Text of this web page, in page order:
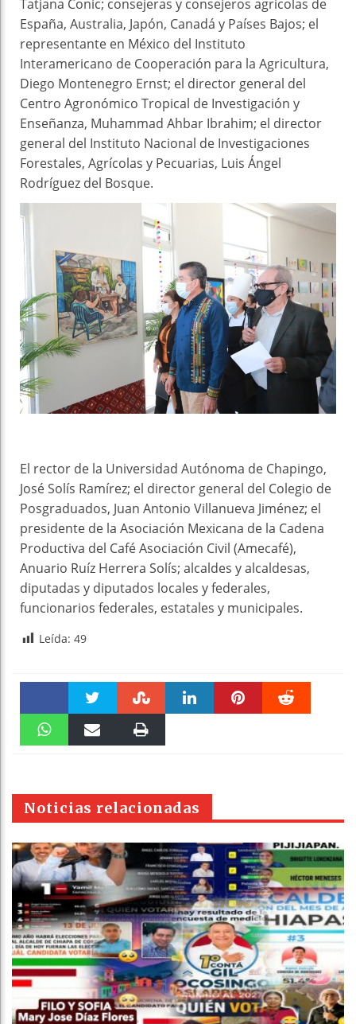
Tatjana Conic; consejeras y consejeros agrícolas de
España, Australia, Japón, Canadá y Países Bajos; el
representante en México del Instituto
Interamericano de Cooperación para la Agricultura,
Diego Montenegro Ernst; el director general del
Centro Agronómico Tropical de Investigación y
Enseñanza, Muhammad Ahbar Ibrahim; el director
general del Instituto Nacional de Investigaciones
Forestales, Agrícolas y Pecuarias, Luis Ángel
Rodríguez del Bosque.
El rector de la Universidad Autónoma de Chapingo,
José Solís Ramírez; el director general del Colegio de
Posgraduados, Juan Antonio Villanueva Jiménez; el
presidente de la Asociación Mexicana de la Cadena
Productiva del Café Asociación Civil (Amecafé),
Anuario Ruíz Herrera Solís; alcaldes y alcaldesas,
diputadas y diputados locales y federales,
funcionarios federales, estatales y municipales.
Leída: 49
Faceboo Twitter Stumble
pt
Noticias relacionadas